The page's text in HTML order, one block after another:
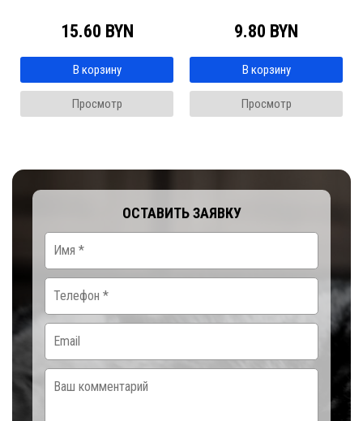
15.60 BYN
В корзину
Просмотр
9.80 BYN
В корзину
Просмотр
ОСТАВИТЬ ЗАЯВКУ